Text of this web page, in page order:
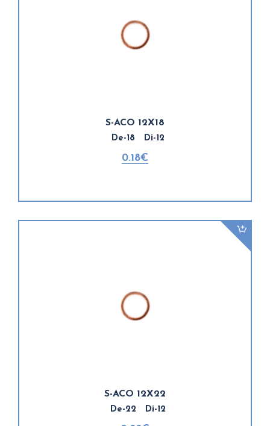
S-ACO 12X18
De-18 Di-12
0.18€
S-ACO 12X22
De-22 Di-12